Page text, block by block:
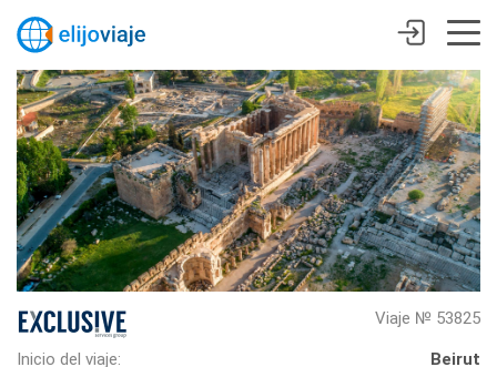
Viaje № 53825
Inicio del viaje:
Beirut